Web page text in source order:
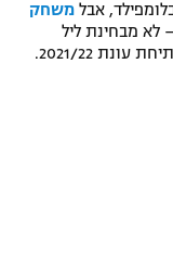
אבל משחק
לא מבחינת ליל
2021/22.